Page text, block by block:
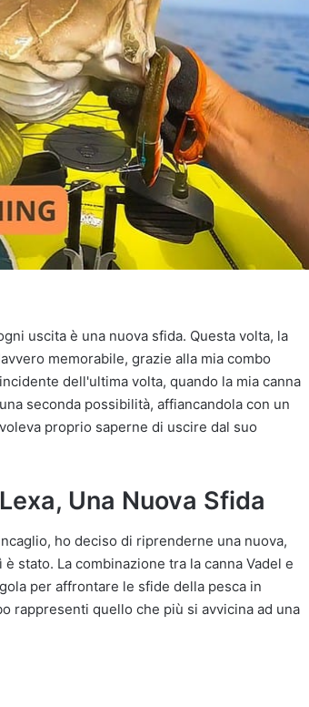
uscita è una nuova sfida. Questa volta, la
memorabile, grazie alla mia combo
dell'ultima volta, quando la mia canna
seconda possibilità, affiancandola con un
proprio saperne di uscire dal suo
Una Nuova Sfida
ho deciso di riprenderne una nuova,
stato. La combinazione tra la canna Vadel e
per affrontare le sfide della pesca in
rappresenti quello che più si avvicina ad una